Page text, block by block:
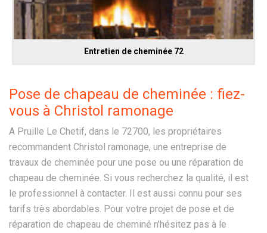
Entretien de cheminée 72
Pose de chapeau de cheminée : fiez-
vous à Christol ramonage
A Pruille Le Chetif, dans le 72700, les propriétaires
recommandent Christol ramonage, une entreprise de
travaux de cheminée pour une pose ou une réparation de
chapeau de cheminée. Si vous recherchez la qualité, il est
le professionnel à contacter. Il est aussi connu pour ses
tarifs très abordables. Pour votre projet de pose et de
réparation de chapeau de cheminé n’hésitez pas à le